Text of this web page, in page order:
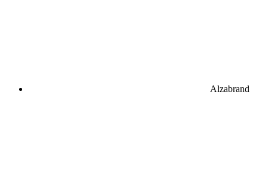
Alzabrand